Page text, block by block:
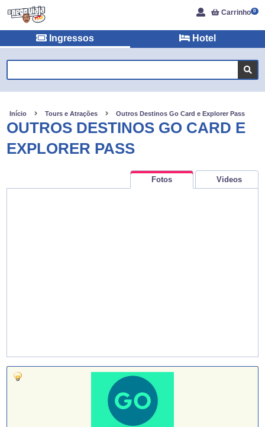
Carrinho 0
Ingressos Hotel
Início Tours e Atrações Outros Destinos Go Card e Explorer Pass
OUTROS DESTINOS GO CARD E
EXPLORER PASS
Fotos Videos